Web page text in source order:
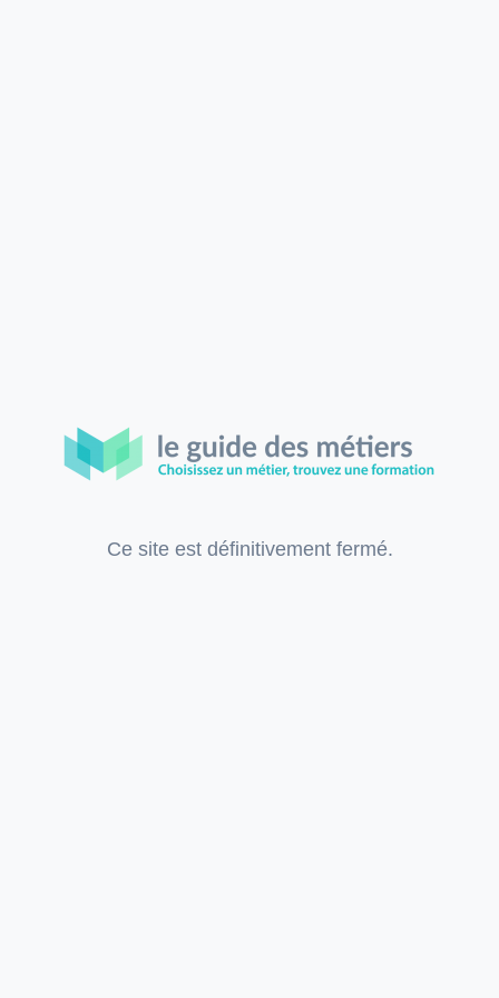
Ce site est définitivement fermé.